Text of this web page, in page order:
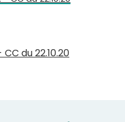
CC du 22.10.20